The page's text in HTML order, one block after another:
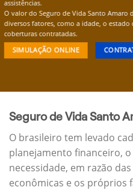
assistências.
O valor do Seguro de Vida Santo
diversos fatores, como a idade, o
coberturas contratadas.
SIMULAÇÃO ONLINE
Seguro de Vida Santo
O brasileiro tem levado
planejamento financeiro,
necessidade, em razão
econômicas e os próprios